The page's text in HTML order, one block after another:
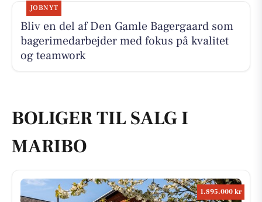
JOBNYT
Bliv en del af Den Gamle Bagergaard som
bagerimedarbejder med fokus på kvalitet
og teamwork
BOLIGER TIL SALG I
MARIBO
1.895.000 kr